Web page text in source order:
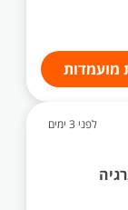
מועמדות
לפני 3 ימים